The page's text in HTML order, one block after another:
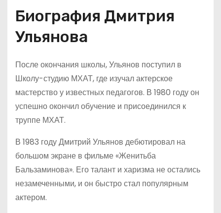
Биография Дмитрия
Ульянова
После окончания школы, Ульянов поступил в
Школу-студию МХАТ, где изучал актерское
мастерство у известных педагогов. В 1980 году он
успешно окончил обучение и присоединился к
труппе МХАТ.
В 1983 году Дмитрий Ульянов дебютировал на
большом экране в фильме «Женитьба
Бальзаминова». Его талант и харизма не остались
незамеченными, и он быстро стал популярным
актером.